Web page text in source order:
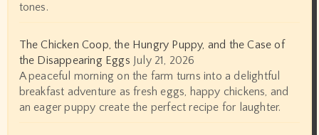
tones.
The Chicken Coop, the Hungry Puppy, and the Case of
the Disappearing Eggs July 21, 2026
A peaceful morning on the farm turns into a delightful
breakfast adventure as fresh eggs, happy chickens, and
an eager puppy create the perfect recipe for laughter.